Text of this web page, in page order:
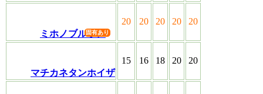
ミホノブルボン
20 20 20 20 20
マチカネタンホイザ
15 16 18 20 20